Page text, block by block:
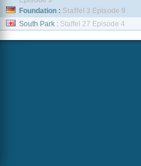
Foundation : Staffel 3 Episode 9
South Park : Staffel 27 Episode 4